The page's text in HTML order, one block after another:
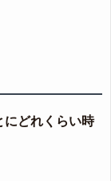
にどれくらい時